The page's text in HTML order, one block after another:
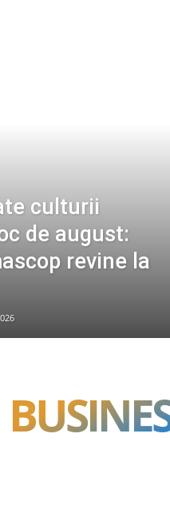
culturii
de august:
revine la